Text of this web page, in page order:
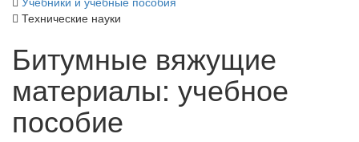
Технические науки
Битумные вяжущие
материалы: учебное
пособие